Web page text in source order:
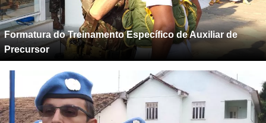
Formatura do Treinamento Específico de Auxiliar de
Precursor